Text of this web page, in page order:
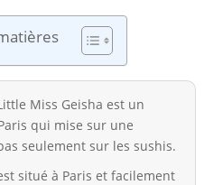
Miss Geisha est un
qui mise sur une
seulement sur les sushis.
situé à Paris et facilement